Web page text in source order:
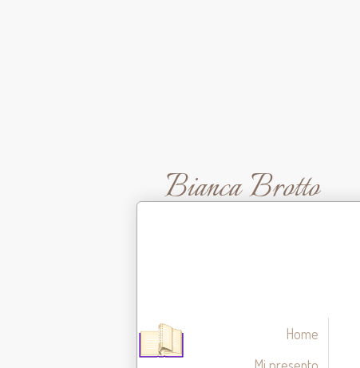
Bianca Brotto
Home